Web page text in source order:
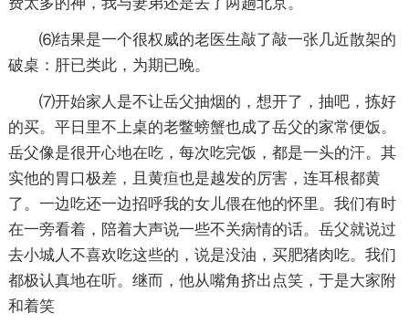
⑹结果是一个很权威的老医生敲了敲一张几近散架的
破桌：肝已类此，为期已晚。
⑺开始家人是不让岳父抽烟的，想开了，抽吧，拣好
的买。平日里不上桌的老鳖螃蟹也成了岳父的家常便饭。
岳父像是很开心地在吃，每次吃完饭，都是一头的汗。其
实他的胃口极差，且黄疸也是越发的厉害，连耳根都黄
了。一边吃还一边招呼我的女儿偎在他的怀里。我们有时
在一旁看着，陪着大声说一些不关病情的话。岳父就说过
去小城人不喜欢吃这些的，说是没油，买肥猪肉吃。我们
都极认真地在听。继而，他从嘴角挤出点笑，于是大家附
和着笑